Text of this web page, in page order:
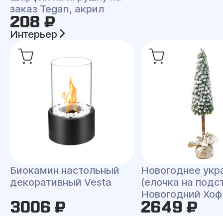
заказ Tegan, акрил
208 ₽
Интерьер
Биокамин настольный
декоративный Vesta
3006 ₽
Новогоднее
(елочка на
Новогодний Хоф
2649 ₽